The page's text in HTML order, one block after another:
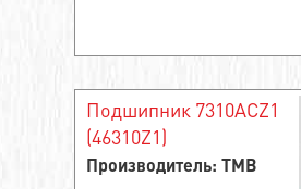
Подшипник 7310ACZ1
(46310Z1)
Производитель: TMB